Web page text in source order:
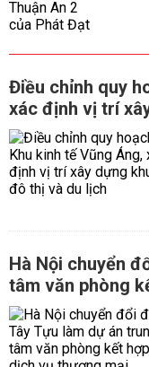
Điều chỉnh quy
xác định vị trí
Hà Nội chuyển
tâm văn phòng